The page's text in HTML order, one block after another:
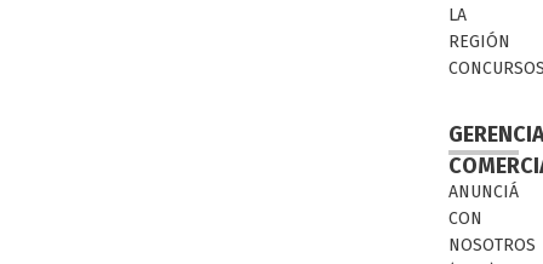
LA
REGIÓN
ANUNCIÁ
CON
NOSOTROS